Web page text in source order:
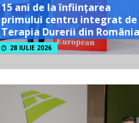
15 ani de la înființarea
primului centru integrat de
Terapia Durerii din România
28 IULIE 2026